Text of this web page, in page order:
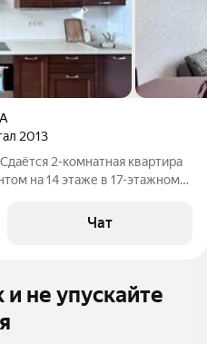
2013
2-комнатная квартира
на 14 этаже в 17-этажном
Чат
не упускайте